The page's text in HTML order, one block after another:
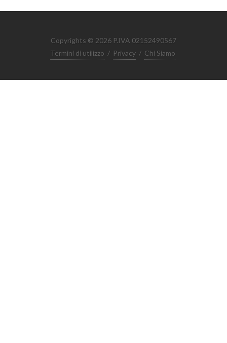
Copyrights © 2026 P.IVA 02152490567
Termini di utilizzo / Privacy / Chi Siamo